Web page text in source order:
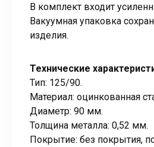
В комплект входит
Вакуумная упаковка
изделия.
Технические
Тип: 125/90.
Материал: оцинкованная
Диаметр: 90 мм.
Толщина металла: 0,52 мм.
Покрытие: без покрытия,